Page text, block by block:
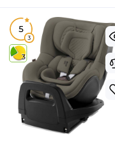
5
3
3